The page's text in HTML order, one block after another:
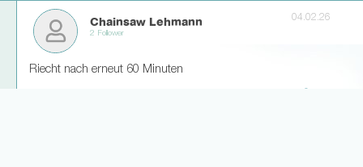
Chainsaw Lehmann
2 Follower
04.02.26
Riecht nach erneut 60 Minuten